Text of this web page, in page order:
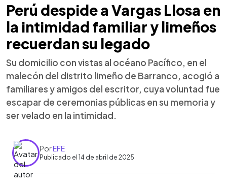
Perú despide a Vargas Llosa en
la intimidad familiar y limeños
recuerdan su legado
Su domicilio con vistas al océano Pacífico, en el
malecón del distrito limeño de Barranco, acogió a
familiares y amigos del escritor, cuya voluntad fue
escapar de ceremonias públicas en su memoria y
ser velado en la intimidad.
PorEFE
Publicado el 14 de abril de 2025